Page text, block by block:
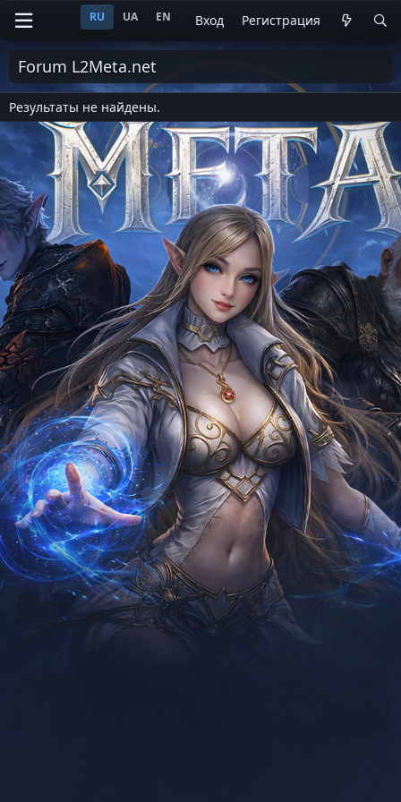
RU UA EN Вход Регистрация
Forum L2Meta.net
Результаты не найдены.